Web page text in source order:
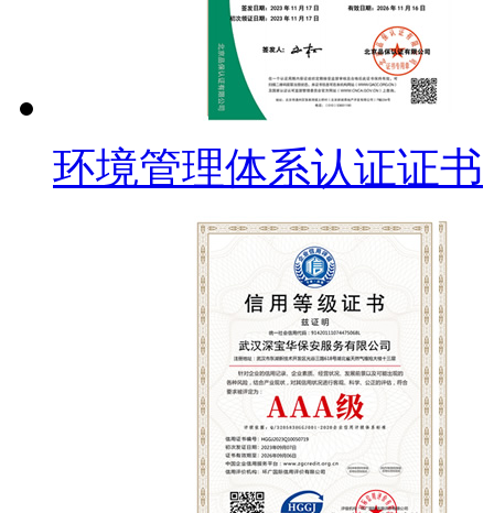
环境管理体系认证证书